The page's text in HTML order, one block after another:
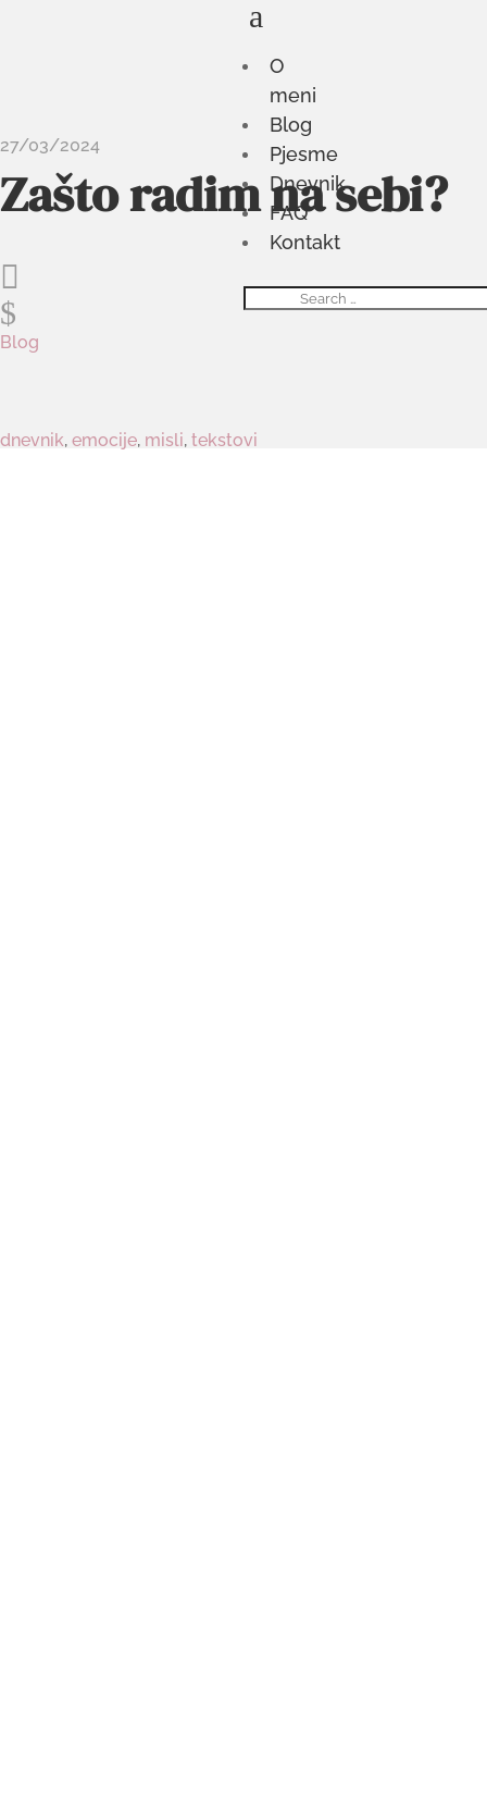
O
meni
Blog
Pjesme
Dnevnik
FAQ
Kontakt
a
27/03/2024
Zašto radim na sebi?

$
Blog
dnevnik, emocije, misli, tekstovi